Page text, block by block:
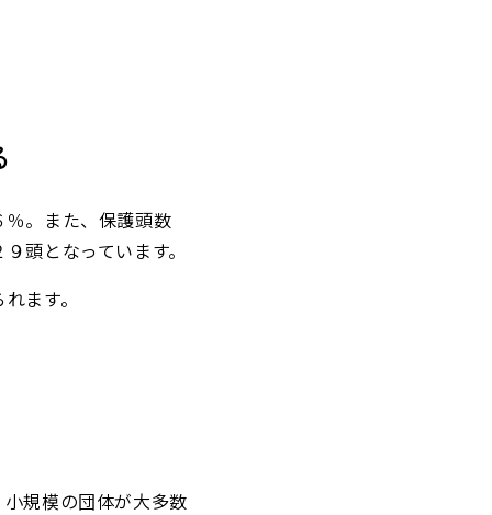
。また、保護頭数
頭となっています。
ます。
規模の団体が大多数